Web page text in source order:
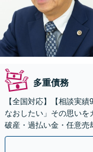
多重債務
【全国対応】【相談実
なおしたい」その思いを
破産・過払い金・任意売
【初回相談無料】【全国